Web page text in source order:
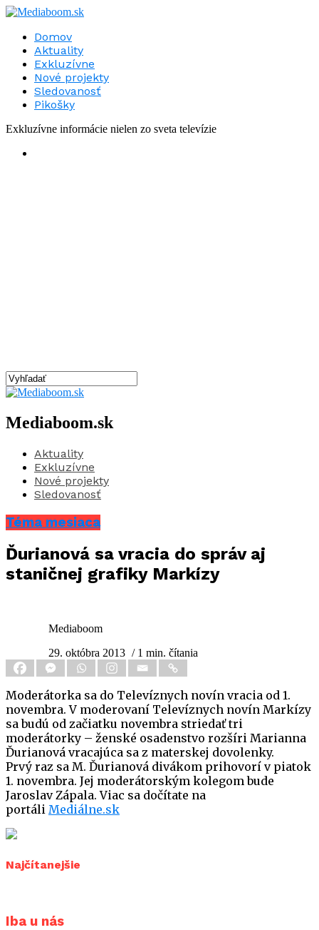
Domov
Aktuality
Exkluzívne
Nové projekty
Sledovanosť
Pikošky
Exkluzívne informácie nielen zo sveta televízie
Mediaboom.sk
Aktuality
Exkluzívne
Nové projekty
Sledovanosť
Téma mesiaca
Ďurianová sa vracia do správ aj
staničnej grafiky Markízy
Mediaboom
29. októbra 2013 / 1 min. čítania
Moderátorka sa do Televíznych novín vracia od 1.
novembra. V moderovaní Televíznych novín Markízy
sa budú od začiatku novembra striedať tri
moderátorky – ženské osadenstvo rozšíri Marianna
Ďurianová vracajúca sa z materskej dovolenky.
Prvý raz sa M. Ďurianová divákom prihovorí v piatok
1. novembra. Jej moderátorským kolegom bude
Jaroslav Zápala. Viac sa dočítate na
portáli Mediálne.sk
Najčítanejšie
Iba u nás